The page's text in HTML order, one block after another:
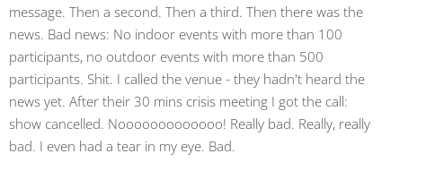
message. Then a second. Then a third. Then there was the
news. Bad news: No indoor events with more than 100
participants, no outdoor events with more than 500
participants. Shit. I called the venue - they hadn't heard the
news yet. After their 30 mins crisis meeting I got the call:
show cancelled. Nooooooooooooo! Really bad. Really, really
bad. I even had a tear in my eye. Bad.